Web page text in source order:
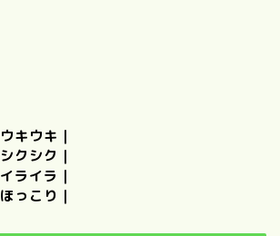
ウキウキ ｜
シクシク ｜
イライラ ｜
ほっこり ｜